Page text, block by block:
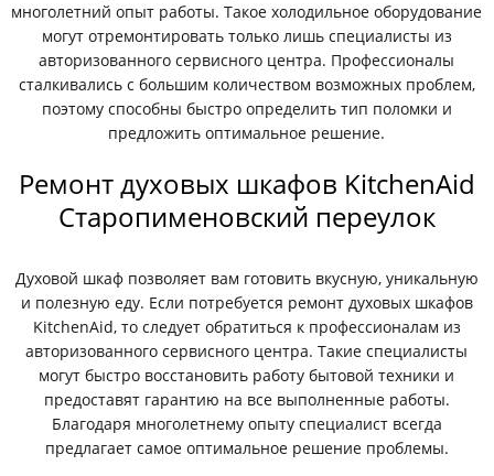
многолетний опыт работы. Такое холодильное оборудование
могут отремонтировать только лишь специалисты из
авторизованного сервисного центра. Профессионалы
сталкивались с большим количеством возможных проблем,
поэтому способны быстро определить тип поломки и
предложить оптимальное решение.
Ремонт духовых шкафов KitchenAid
Старопименовский переулок
Духовой шкаф позволяет вам готовить вкусную, уникальную
и полезную еду. Если потребуется ремонт духовых шкафов
KitchenAid, то следует обратиться к профессионалам из
авторизованного сервисного центра. Такие специалисты
могут быстро восстановить работу бытовой техники и
предоставят гарантию на все выполненные работы.
Благодаря многолетнему опыту специалист всегда
предлагает самое оптимальное решение проблемы.